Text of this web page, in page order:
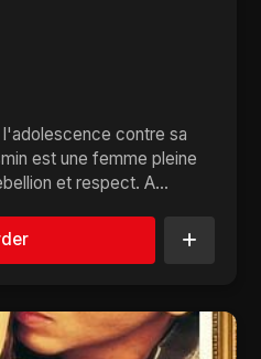
contre sa
est une femme pleine
et respect. A...